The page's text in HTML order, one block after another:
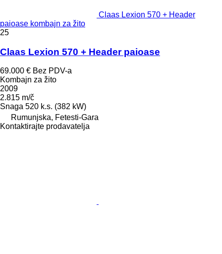
Claas Lexion 570 + Header
paioase kombajn za žito
25
Claas Lexion 570 + Header paioase
69.000 € Bez PDV-a
Kombajn za žito
2009
2.815 m/č
Snaga 520 k.s. (382 kW)
Rumunjska, Fetesti-Gara
Kontaktirajte prodavatelja